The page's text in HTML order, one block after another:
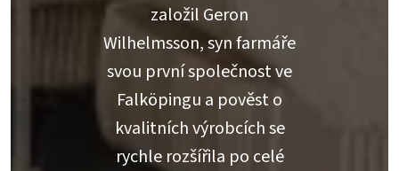
založil Geron
Wilhelmsson, syn farmáře
svou první společnost ve
Falköpingu a pověst o
kvalitních výrobcích se
rychle rozšířila po celé